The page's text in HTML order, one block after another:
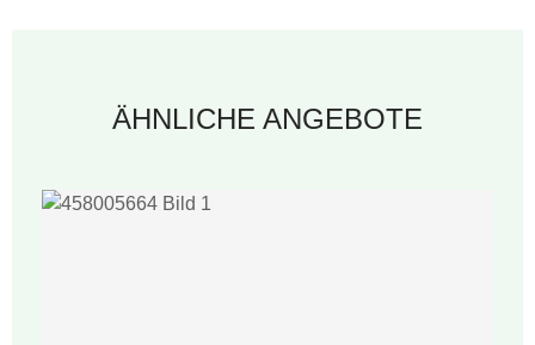
ÄHNLICHE ANGEBOTE